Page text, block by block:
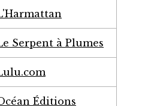
Serpent à Plumes
Éditions